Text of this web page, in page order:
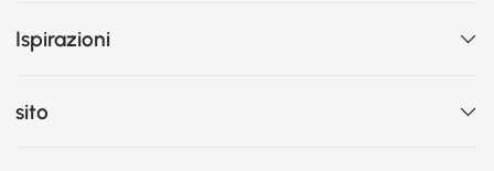
Ispirazioni
sito